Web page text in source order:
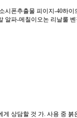
폰추출물 피이지-40하이
알파-메칠이오논 리날룰 벤
상담할 것 가. 사용 중 붉